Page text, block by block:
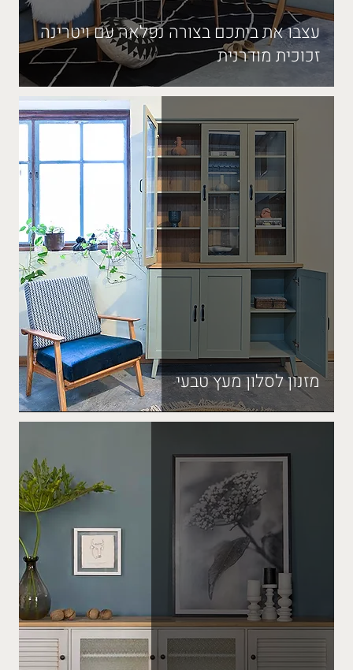
עצבו את ביתכם בצורה נפלאה עם ויטרינה
זכוכית מודרנית
מזנון לסלון מעץ טבעי